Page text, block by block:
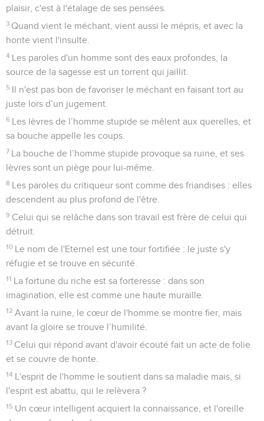
plaisir, c'est à l'étalage de ses pensées.
3 Quand vient le méchant, vient aussi le mépris, et avec la
honte vient l'insulte.
4 Les paroles d'un homme sont des eaux profondes, la
source de la sagesse est un torrent qui jaillit.
5 Il n'est pas bon de favoriser le méchant en faisant tort au
juste lors d’un jugement.
6 Les lèvres de l’homme stupide se mêlent aux querelles, et
sa bouche appelle les coups.
7 La bouche de l’homme stupide provoque sa ruine, et ses
lèvres sont un piège pour lui-même.
8 Les paroles du critiqueur sont comme des friandises : elles
descendent au plus profond de l'être.
9 Celui qui se relâche dans son travail est frère de celui qui
détruit.
10 Le nom de l'Eternel est une tour fortifiée : le juste s'y
réfugie et se trouve en sécurité.
11 La fortune du riche est sa forteresse : dans son
imagination, elle est comme une haute muraille.
12 Avant la ruine, le cœur de l'homme se montre fier, mais
avant la gloire se trouve l’humilité.
13 Celui qui répond avant d'avoir écouté fait un acte de folie
et se couvre de honte.
14 L'esprit de l'homme le soutient dans sa maladie mais, si
l'esprit est abattu, qui le relèvera ?
15 Un cœur intelligent acquiert la connaissance, et l'oreille